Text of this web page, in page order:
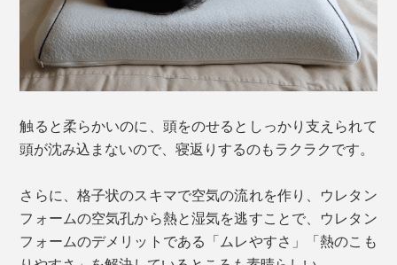
触ると柔らかいのに、頭をのせるとしっかり支えられて
頭が沈み込まないので、寝返りするのもラクラクです。
さらに、格子状のスキマで空気の流れを作り、ウレタン
フォームの空気孔から熱と湿気を逃すことで、ウレタン
フォームのデメリットである「ムレやすさ」「熱のこも